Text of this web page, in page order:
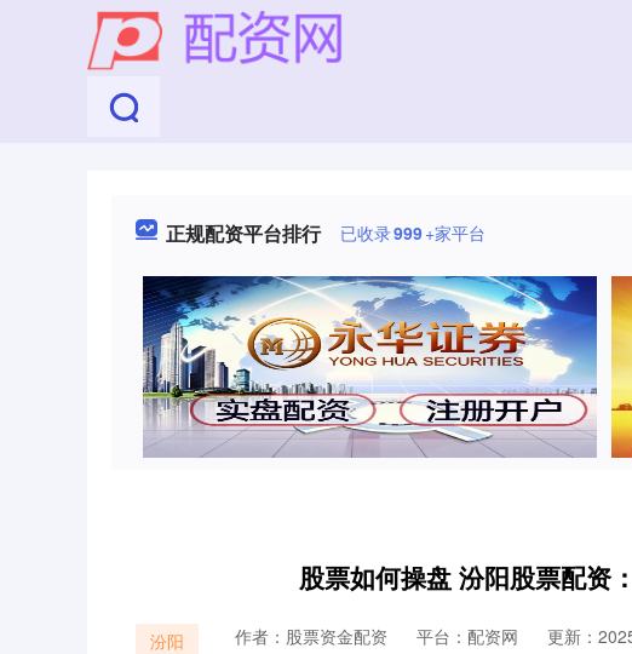
正规配资平台排行 已收录999+家平台
股票如何操盘 汾阳股票配资
汾阳 作者：股票资金配资 平台：配资网 更新：